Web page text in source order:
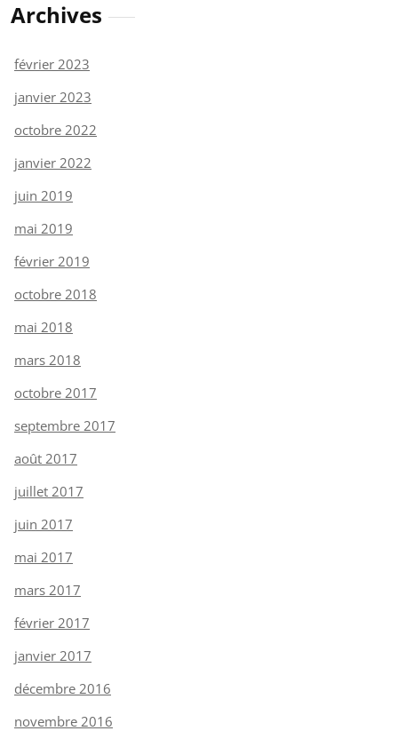
Archives
février 2023
janvier 2023
octobre 2022
janvier 2022
juin 2019
mai 2019
février 2019
octobre 2018
mai 2018
mars 2018
octobre 2017
septembre 2017
août 2017
juillet 2017
juin 2017
mai 2017
mars 2017
février 2017
janvier 2017
décembre 2016
novembre 2016